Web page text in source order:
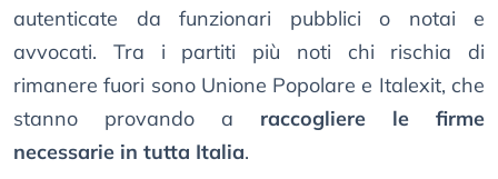
autenticate da funzionari pubblici o notai e
avvocati. Tra i partiti più noti chi rischia di
rimanere fuori sono Unione Popolare e Italexit, che
stanno provando a raccogliere le firme
necessarie in tutta Italia.